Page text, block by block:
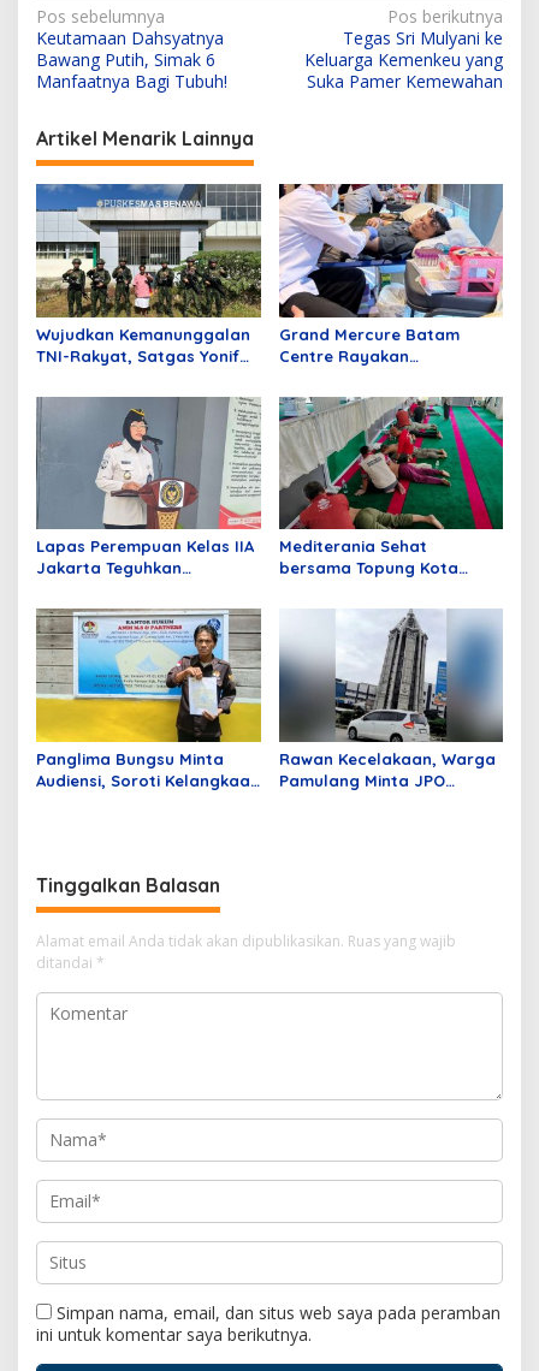
N
a
v
i
g
a
s
i
p
o
s
Pos sebelumnya
Keutamaan Dahsyatnya
Bawang Putih, Simak 6
Manfaatnya Bagi Tubuh!
Pos berikutnya
Tegas Sri Mulyani ke
Keluarga Kemenkeu yang
Suka Pamer Kemewahan
Artikel Menarik Lainnya
Wujudkan Kemanunggalan
TNI-Rakyat, Satgas Yonif
Kesehatan di Distrik
Benawa
Grand Mercure Batam
Centre Rayakan
dengan Aksi Donor Darah,
Kumpulkan 40 Kantong
Darah
Lapas Perempuan Kelas IIA
Jakarta Teguhkan
dan Handphone Lewat Apel
Ikrar Bersama
Mediterania Sehat
bersama Topung Kota
Panglima Bungsu Minta
Audiensi, Soroti Kelangkaan
Rawan Kecelakaan, Warga
Pamulang Minta JPO
Tinggalkan Balasan
Alamat email Anda tidak akan dipublikasikan. Ruas yang wajib
ditandai *
Simpan nama, email, dan situs web saya pada peramban
ini untuk komentar saya berikutnya.